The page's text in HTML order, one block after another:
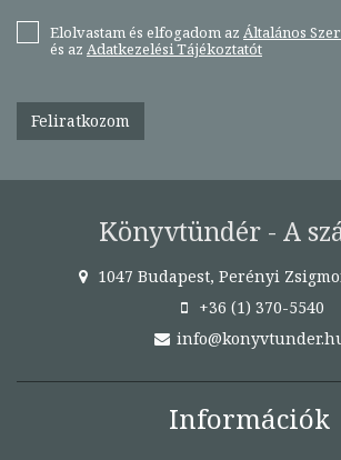
Elolvastam és elfogadom az Általános
és az Adatkezelési Tájékoztatót
Feliratkozom
Könyvtündér - A
1047 Budapest, Perényi
+36 (1) 370-5540
Információk